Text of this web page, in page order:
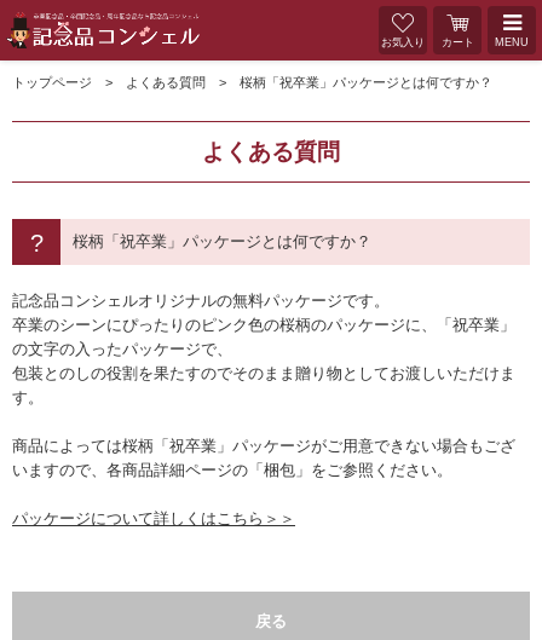
お気入り カート MENU
トップページ よくある質問 桜柄「祝卒業」パッケージとは何ですか？
よくある質問
桜柄「祝卒業」パッケージとは何ですか？
記念品コンシェルオリジナルの無料パッケージです。
卒業のシーンにぴったりのピンク色の桜柄のパッケージに、「祝卒業」
の文字の入ったパッケージで、
包装とのしの役割を果たすのでそのまま贈り物としてお渡しいただけま
す。
商品によっては桜柄「祝卒業」パッケージがご用意できない場合もござ
いますので、各商品詳細ページの「梱包」をご参照ください。
パッケージについて詳しくはこちら＞＞
戻る